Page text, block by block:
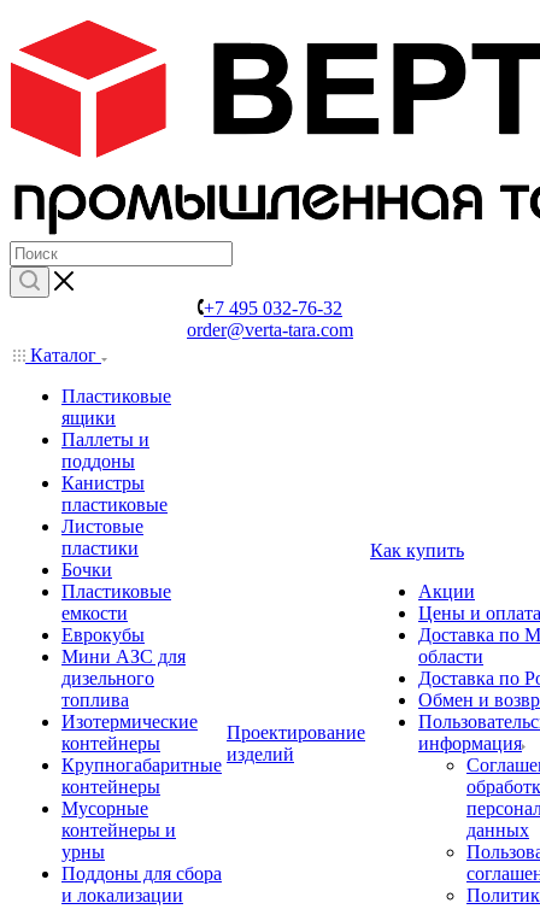
+7 495 032-76-32
order@verta-tara.com
Каталог
Пластиковые
ящики
Паллеты и
поддоны
Канистры
пластиковые
Листовые
пластики
Бочки
Пластиковые
емкости
Еврокубы
Мини АЗС для
дизельного
топлива
Изотермические
контейнеры
Крупногабаритные
контейнеры
Мусорные
контейнеры и
урны
Поддоны для сбора
и локализации
Проектирование
изделий
Как купить
Акции
Цены и оплата
Доставка по
области
Доставка по
Обмен и
информация
данных